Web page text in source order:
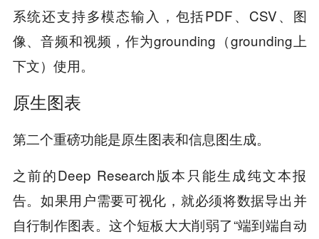
系统还支持多模态输入，包括PDF、CSV、图
像、音频和视频，作为grounding（grounding上
下文）使用。
原生图表
第二个重磅功能是原生图表和信息图生成。
之前的Deep Research版本只能生成纯文本报
告。如果用户需要可视化，就必须将数据导出并
自行制作图表。这个短板大大削弱了“端到端自动